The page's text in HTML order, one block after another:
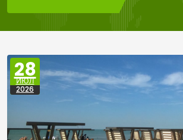
28
ИЮЛ
2026